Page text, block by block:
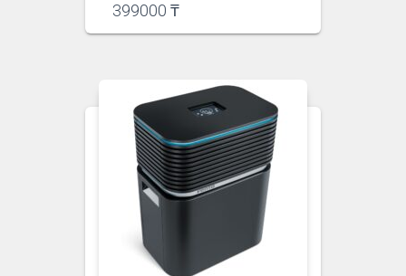
399000 ₸